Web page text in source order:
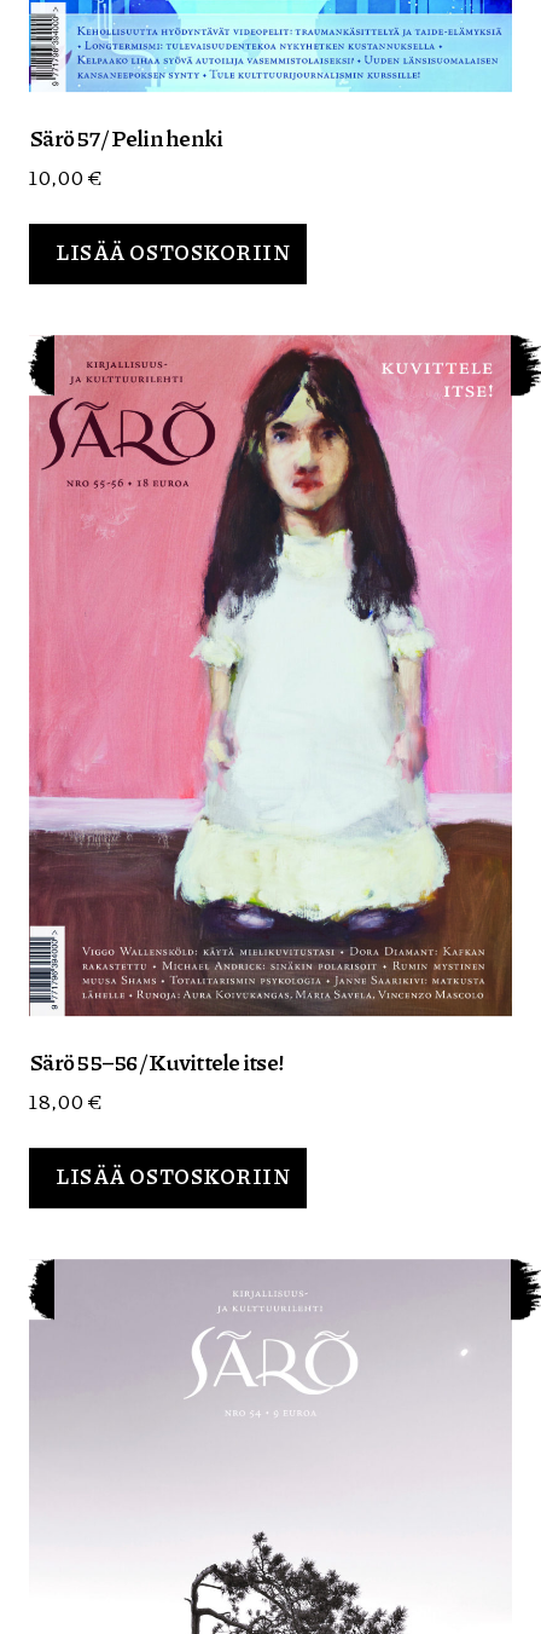
Särö 57 / Pelin henki
10,00€
LISÄÄ OSTOSKORIIN
Särö 55–56 / Kuvittele itse!
18,00€
LISÄÄ OSTOSKORIIN